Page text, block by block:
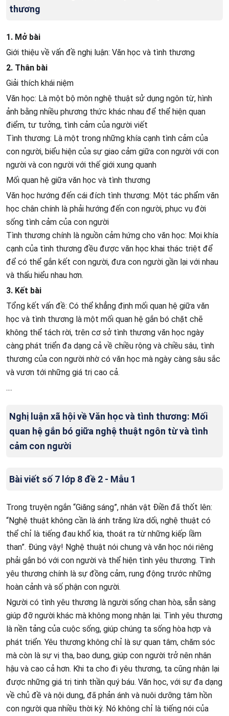
thương
1. Mở bài
Giới thiệu về vấn đề nghị luận: Văn học và tình thương
2. Thân bài
Giải thích khái niệm
Văn học: Là một bộ môn nghệ thuật sử dụng ngôn từ, hình
ảnh bằng nhiều phương thức khác nhau để thể hiện quan
điểm, tư tưởng, tình cảm của người viết
Tình thương: Là một trong những khía cạnh tình cảm của
con người, biểu hiện của sự giao cảm giữa con người với con
người và con người với thế giới xung quanh
Mối quan hệ giữa văn học và tình thương
Văn học hướng đến cái đích tình thương: Một tác phẩm văn
học chân chính là phải hướng đến con người, phục vụ đời
sống tình cảm của con người
Tình thương chính là nguồn cảm hứng cho văn học: Mọi khía
cạnh của tình thương đều được văn học khai thác triệt để
để có thể gắn kết con người, đưa con người gần lại với nhau
và thấu hiểu nhau hơn.
3. Kết bài
Tổng kết vấn đề: Có thể khẳng định mối quan hệ giữa văn
học và tình thương là một mối quan hệ gắn bó chặt chẽ
không thể tách rời, trên cơ sở tình thương văn học ngày
càng phát triển đa dạng cả về chiều rộng và chiều sâu, tình
thương của con người nhờ có văn học mà ngày càng sâu sắc
và vươn tới những giá trị cao cả.
....
Nghị luận xã hội về Văn học và tình thương: Mối
quan hệ gắn bó giữa nghệ thuật ngôn từ và tình
cảm con người
Bài viết số 7 lớp 8 đề 2 - Mẫu 1
Trong truyện ngắn “Giăng sáng”, nhân vật Điền đã thốt lên:
“Nghệ thuật không cần là ánh trăng lừa dối, nghệ thuật có
thể chỉ là tiếng đau khổ kia, thoát ra từ những kiếp lầm
than”. Đúng vậy! Nghệ thuật nói chung và văn học nói riêng
phải gắn bó với con người và thể hiện tình yêu thương. Tình
yêu thương chính là sự đồng cảm, rung động trước những
hoàn cảnh và số phận con người.
Người có tình yêu thương là người sống chan hòa, sẵn sàng
giúp đỡ người khác mà không mong nhận lại. Tình yêu thương
là nền tảng của cuộc sống, giúp chúng ta sống hòa hợp và
phát triển. Yêu thương không chỉ là sự quan tâm, chăm sóc
mà còn là sự vị tha, bao dung, giúp con người trở nên nhân
hậu và cao cả hơn. Khi ta cho đi yêu thương, ta cũng nhận lại
được những giá trị tinh thần quý báu. Văn học, với sự đa dạng
về chủ đề và nội dung, đã phản ánh và nuôi dưỡng tâm hồn
con người qua nhiều thời kỳ. Nó không chỉ là tiếng nói của